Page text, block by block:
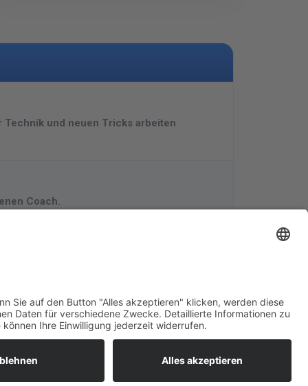
und neuen Tricks arbeiten
Coach.
Bitte keine Sprachanrufe!
Wakebeach 257
Online